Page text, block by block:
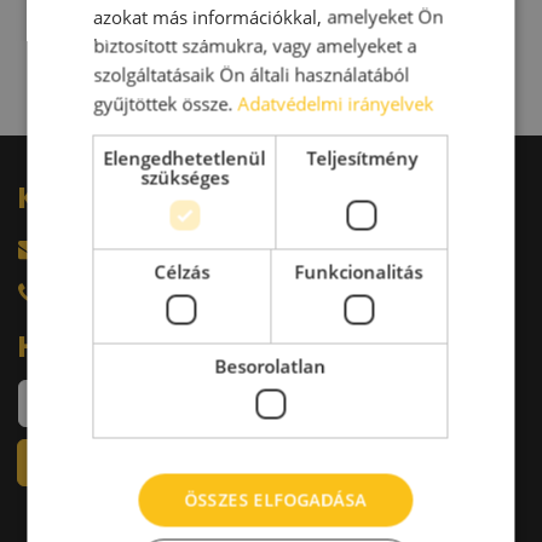
Kérdésed van?
harkacsi@raktarkereso.hu
+36 30 644 76 55
Hírlevél
azokat más információkkal, amelyeket Ön
biztosított számukra, vagy amelyeket a
szolgáltatásaik Ön általi használatából
gyűjtöttek össze.Adatvédelmi irányelvek
Elengedhetetlenül
szükséges
Teljesítmény
Célzás Funkcionalitás
Besorolatlan
ÖSSZES ELFOGADÁSA